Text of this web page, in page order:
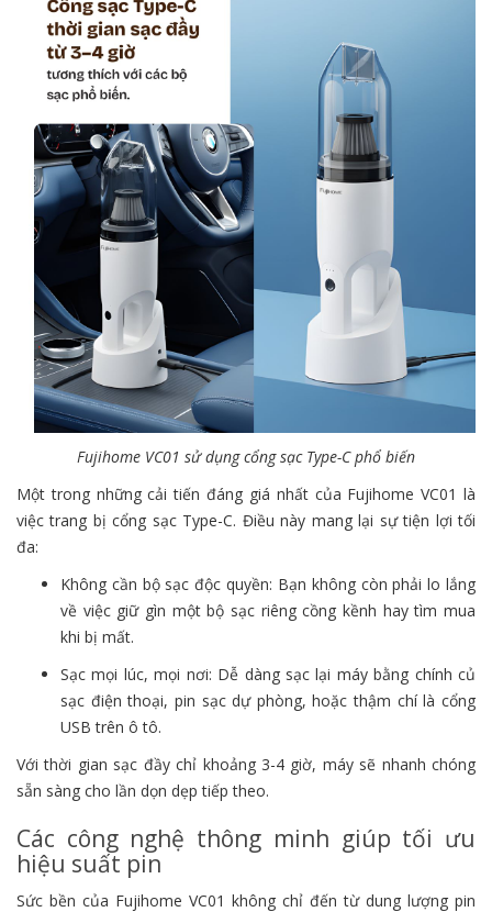
Fujihome VC01 sử dụng cổng sạc Type-C phổ biến
Một trong những cải tiến đáng giá nhất của Fujihome VC01 là
việc trang bị cổng sạc Type-C. Điều này mang lại sự tiện lợi tối
đa:
Không cần bộ sạc độc quyền: Bạn không còn phải lo lắng
về việc giữ gìn một bộ sạc riêng cồng kềnh hay tìm mua
khi bị mất.
Sạc mọi lúc, mọi nơi: Dễ dàng sạc lại máy bằng chính củ
sạc điện thoại, pin sạc dự phòng, hoặc thậm chí là cổng
USB trên ô tô.
Với thời gian sạc đầy chỉ khoảng 3-4 giờ, máy sẽ nhanh chóng
sẵn sàng cho lần dọn dẹp tiếp theo.
Các công nghệ thông minh giúp tối ưu
hiệu suất pin
Sức bền của Fujihome VC01 không chỉ đến từ dung lượng pin